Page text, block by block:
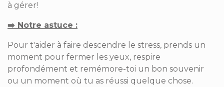
à gérer!
➡️ Notre astuce ­­:
Pour t'aider à faire descendre le stress, prends un
moment pour fermer les yeux, respire
profondément et remémore-toi un bon souvenir
ou un moment où tu as réussi quelque chose.